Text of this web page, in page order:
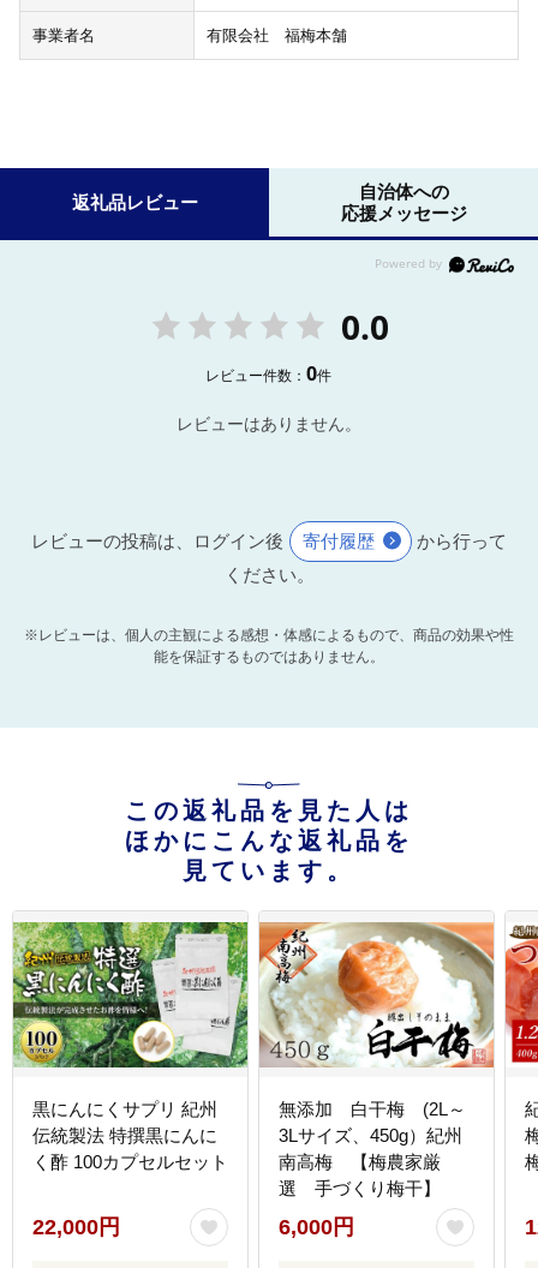
事業者名 有限会社 福梅本舗
返礼品レビュー
自治体への
応援メッセージ
0.0
レビュー件数：0件
レビューはありません。
レビューの投稿は、ログイン後 寄付履歴
から行って
ください。
※レビューは、個人の主観による感想・体感によるもので、商品の効果や性
能を保証するものではありません。
この返礼品を見た人は
ほかにこんな返礼品を
見ています。
黒にんにくサプリ 紀州
伝統製法 特撰黒にんに
く酢 100カプセルセット
22,000円
無添加 白干梅 (2L～
3Lサイズ、450g）紀州
南高梅 【梅農家厳
選 手づくり梅干】
6,000円